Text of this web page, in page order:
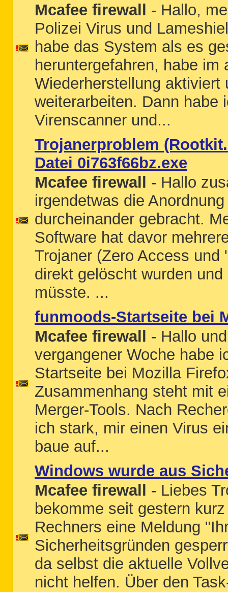
Mcafee firewall
- Hallo,
Polizei Virus und
habe das System als es
heruntergefahren, habe
Wiederherstellung aktiviert
weiterarbeiten. Dann habe
Virenscanner und...
Trojanerproblem
Datei 0i763f66bz.exe
Mcafee firewall
- Hallo
irgendetwas die
durcheinander gebracht.
Software hat davor
Trojaner (Zero Access
direkt gelöscht wurden
müsste. ...
funmoods-Startseite bei
Mcafee firewall
- Hallo
vergangener Woche habe
Startseite bei Mozilla
Zusammenhang steht mit
Merger-Tools. Nach
ich stark, mir einen Virus
baue auf...
Windows wurde aus
Mcafee firewall
- Liebes
bekomme seit gestern
Rechners eine Meldung
Sicherheitsgründen
da selbst die aktuelle
nicht helfen. Über den